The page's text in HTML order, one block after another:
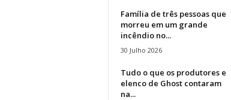
Família de três pessoas que
morreu em um grande
incêndio no...
30 Julho 2026
Tudo o que os produtores e
elenco de Ghost contaram
na...